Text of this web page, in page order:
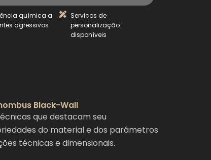
química a
agressivos
Serviços de
personalização
disponíveis
Black-Wall
que destacam seu
do material e dos parâmetros
técnicas e dimensionais.